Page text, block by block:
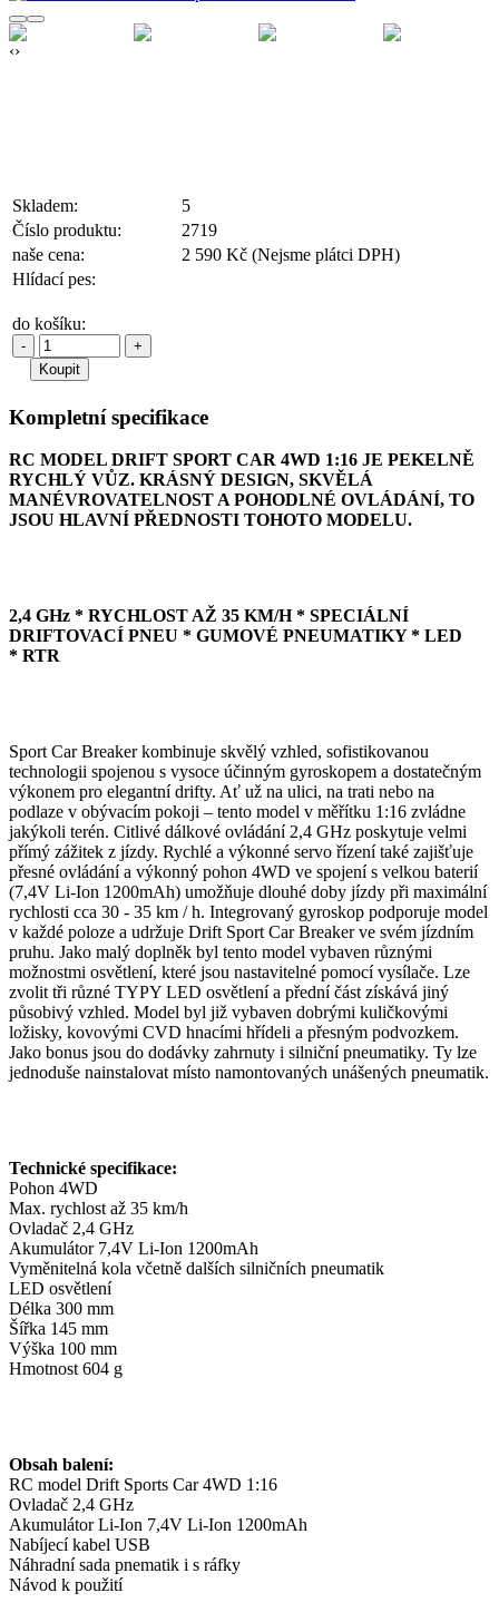
‹›
Skladem:
5
Číslo produktu:
2719
naše cena:
2 590 Kč (Nejsme plátci DPH)
Hlídací pes:
do košíku:
- +
Kompletní specifikace
RC MODEL DRIFT SPORT CAR 4WD 1:16 JE PEKELNĚ
RYCHLÝ VŮZ. KRÁSNÝ DESIGN, SKVĚLÁ
MANÉVROVATELNOST A POHODLNÉ OVLÁDÁNÍ, TO
JSOU HLAVNÍ PŘEDNOSTI TOHOTO MODELU.
2,4 GHz * RYCHLOST AŽ 35 KM/H * SPECIÁLNÍ
DRIFTOVACÍ PNEU * GUMOVÉ PNEUMATIKY * LED
* RTR
Sport Car Breaker kombinuje skvělý vzhled, sofistikovanou
technologii spojenou s vysoce účinným gyroskopem a dostatečným
výkonem pro elegantní drifty. Ať už na ulici, na trati nebo na
podlaze v obývacím pokoji – tento model v měřítku 1:16 zvládne
jakýkoli terén. Citlivé dálkové ovládání 2,4 GHz poskytuje velmi
přímý zážitek z jízdy. Rychlé a výkonné servo řízení také zajišťuje
přesné ovládání a výkonný pohon 4WD ve spojení s velkou baterií
(7,4V Li-Ion 1200mAh) umožňuje dlouhé doby jízdy při maximální
rychlosti cca 30 - 35 km / h. Integrovaný gyroskop podporuje model
v každé poloze a udržuje Drift Sport Car Breaker ve svém jízdním
pruhu. Jako malý doplněk byl tento model vybaven různými
možnostmi osvětlení, které jsou nastavitelné pomocí vysílače. Lze
zvolit tři různé TYPY LED osvětlení a přední část získává jiný
působivý vzhled. Model byl již vybaven dobrými kuličkovými
ložisky, kovovými CVD hnacími hřídeli a přesným podvozkem.
Jako bonus jsou do dodávky zahrnuty i silniční pneumatiky. Ty lze
jednoduše nainstalovat místo namontovaných unášených pneumatik.
Technické specifikace:
Pohon 4WD
Max. rychlost až 35 km/h
Ovladač 2,4 GHz
Akumulátor 7,4V Li-Ion 1200mAh
Vyměnitelná kola včetně dalších silničních pneumatik
LED osvětlení
Délka 300 mm
Šířka 145 mm
Výška 100 mm
Hmotnost 604 g
Obsah balení:
RC model Drift Sports Car 4WD 1:16
Ovladač 2,4 GHz
Akumulátor Li-Ion 7,4V Li-Ion 1200mAh
Nabíjecí kabel USB
Náhradní sada pnematik i s ráfky
Návod k použití